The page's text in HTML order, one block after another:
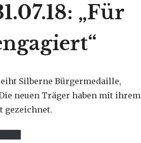
„Für
Silberne Bürgermedaille,
neuen Träger haben mit ihrem
gezeichnet.